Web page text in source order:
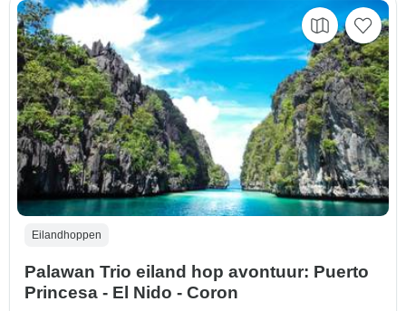
Eilandhoppen
Palawan Trio eiland hop avontuur: Puerto
Princesa - El Nido - Coron